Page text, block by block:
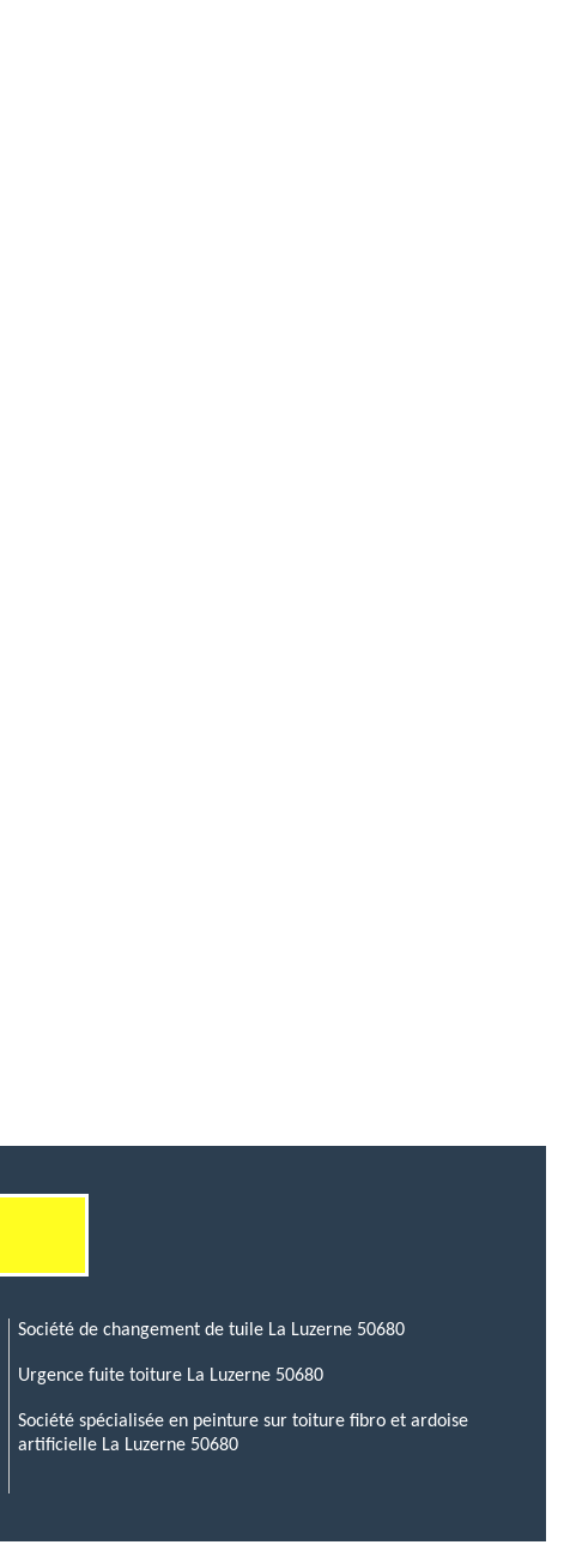
Société de changement de tuile La Luzerne 50680
Urgence fuite toiture La Luzerne 50680
Société spécialisée en peinture sur toiture fibro et ardoise
artificielle La Luzerne 50680